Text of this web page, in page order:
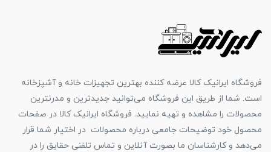
فروشگاه ایرانیک کالا عرضه کننده بهترین تجهیزات خانه و آشپزخانه
است. شما از طریق این فروشگاه می‌توانید جدیدترین و مدرنترین
محصولات را مشاهده و تهیه نمایید. فروشگاه ایرانیک کالا در صفحات
محصول خود توضیحات جامعی درباره محصولات در اختیار شما قرار
می‌دهد و کارشناسان ما بصورت آنلاین و تماس تلفنی حقایق را در